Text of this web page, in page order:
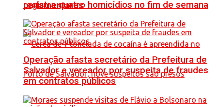
registra quatro homicídios no fim de semana
parlamentares
Operação afasta secretário da Prefeitura de
Salvador e vereador por suspeita de fraudes
em contratos públicos